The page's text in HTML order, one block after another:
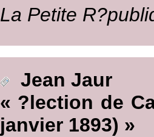
La Petite
Jean Jaur
« ?lection de
janvier 1893) »